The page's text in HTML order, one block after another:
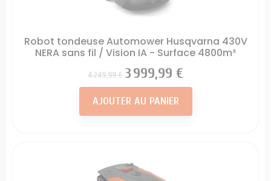
Robot tondeuse Automower Husqvarna 430V
NERA sans fil / Vision IA - Surface 4800m²
Prix
4 249,99 € Prix
3 999,99 €
AJOUTER AU PANIER